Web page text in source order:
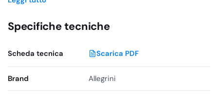
Protezione duraturaper pavimenti ad alto traffico
Elevata lucentezza
edeffetto antisdrucciolo
Resistentead abrasione, segni neri e sporco
Facile da
erilucidare
Specifiche tecniche
Scheda tecnica Scarica PDF
Brand Allegrini